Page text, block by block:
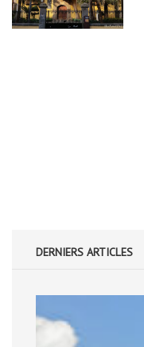
DERNIERS ARTICLES